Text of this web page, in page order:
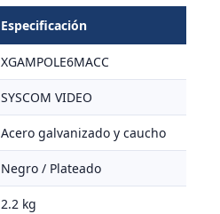
Especificación
XGAMPOLE6MACC
SYSCOM VIDEO
Acero galvanizado y caucho
Negro / Plateado
2.2 kg